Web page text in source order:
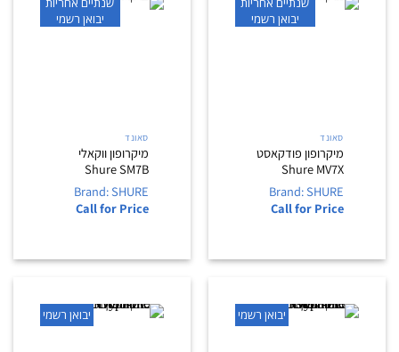
יבואן רשמי
סאונד
מיקרופון פודקאסט
Shure MV7X
Brand: SHURE
Call for Price
יבואן רשמי
סאונד
מיקרופון ווקאלי
Shure SM7B
Brand: SHURE
Call for Price
יבואן רשמי יבואן רשמי